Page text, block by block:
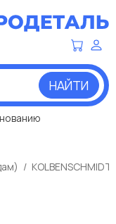
НАЙТИ
KOLBENSCHMIDT